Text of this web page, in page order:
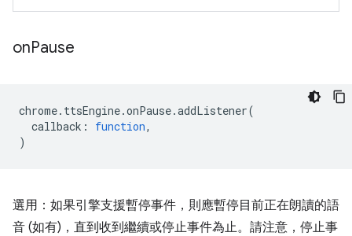
onPause
chrome. ttsEngine.onPause.addListener(
callback : function,
)
選用：如果引擎支援暫停事件，則應暫停目前正在朗讀的語
音 (如有)，直到收到繼續或停止事件為止。請注意，停止事